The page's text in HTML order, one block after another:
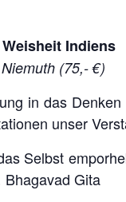
Indiens
(75,- €)
in das
unser
Selbst
Gita